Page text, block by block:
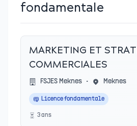
fondamentale
MARKETING ET
COMMERCIALES
FSJES Meknes • Meknes
Licence fondamentale
3ans